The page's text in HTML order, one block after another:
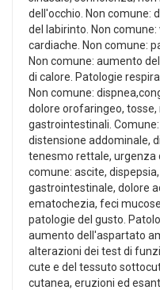
dell'occhio. Non comune:
del labirinto. Non
cardiache. Non comune:
Non comune: aumento
di calore. Patologie
Non comune:
dolore orofaringeo, tosse,
gastrointestinali.
distensione addominale,
tenesmo rettale, urgenza
comune: ascite,
gastrointestinale, dolore
ematochezia, feci
patologie del gusto.
aumento dell'aspartato
alterazioni dei test di
cute e del tessuto
cutanea, eruzioni ed